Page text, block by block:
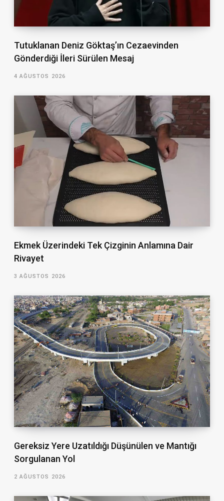
Tutuklanan Deniz Göktaş’ın Cezaevinden
Gönderdiği İleri Sürülen Mesaj
4 AĞUSTOS 2026
Ekmek Üzerindeki Tek Çizginin Anlamına Dair
Rivayet
3 AĞUSTOS 2026
Gereksiz Yere Uzatıldığı Düşünülen ve Mantığı
Sorgulanan Yol
2 AĞUSTOS 2026